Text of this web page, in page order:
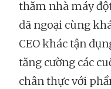
thăm nhà máy
dã ngoại cùng
CEO khác tận
tăng cường các
chân thực với